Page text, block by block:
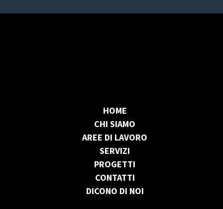
HOME
CHI SIAMO
AREE DI LAVORO
SERVIZI
PROGETTI
CONTATTI
DICONO DI NOI